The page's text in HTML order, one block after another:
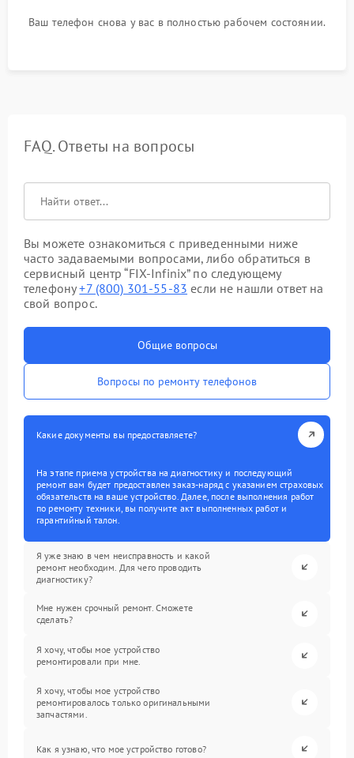
Ваш телефон снова у вас в полностью рабочем состоянии.
FAQ. Ответы на вопросы
Вы можете ознакомиться с приведенными ниже
часто задаваемыми вопросами, либо обратиться в
сервисный центр “FIX-Infinix” по следующему
телефону+7 (800) 301-55-83 если не нашли ответ на
свой вопрос.
Общие вопросы
Вопросы по ремонту телефонов
Какие документы вы предоставляете?
На этапе приема устройства на диагностику и последующий
ремонт вам будет предоставлен заказ-наряд с указанием страховых
обязательств на ваше устройство. Далее, после выполнения работ
по ремонту техники, вы получите акт выполненных работ и
гарантийный талон.
Я уже знаю в чем неисправность и какой
ремонт необходим. Для чего проводить
диагностику?
Мне нужен срочный ремонт. Сможете
сделать?
Я хочу, чтобы мое устройство
ремонтировали при мне.
Я хочу, чтобы мое устройство
ремонтировалось только оригинальными
запчастями.
Как я узнаю, что мое устройство готово?